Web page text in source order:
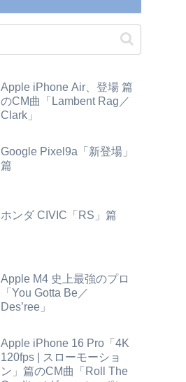
Apple iPhone Air、登場 篇
のCM曲「Lambent Rag／
Clark」
Google Pixel9a「新登場」
篇
ホンダ CIVIC「RS」篇
Apple M4 史上最強のプロ
「You Gotta Be／
Des’ree」
Apple iPhone 16 Pro「4K
120fps | スローモーショ
ン」篇のCM曲「Roll The